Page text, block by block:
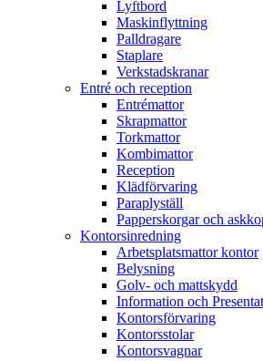
Lyftbord
Maskinflyttning
Palldragare
Staplare
Verkstadskranar
Entré och reception
Entrémattor
Skrapmattor
Torkmattor
Kombimattor
Reception
Klädförvaring
Paraplyställ
Papperskorgar och
Kontorsinredning
Arbetsplatsmattor kontor
Belysning
Golv- och mattskydd
Information och
Kontorsförvaring
Kontorsstolar
Kontorsvagnar